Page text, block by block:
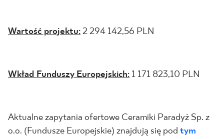
Wartość projektu:2 294 142,56 PLN
Wkład Funduszy Europejskich: 1 171 823,10 PLN
Aktualne zapytania ofertowe Ceramiki Paradyż Sp. z
o.o. (Fundusze Europejskie) znajdują się pod tym